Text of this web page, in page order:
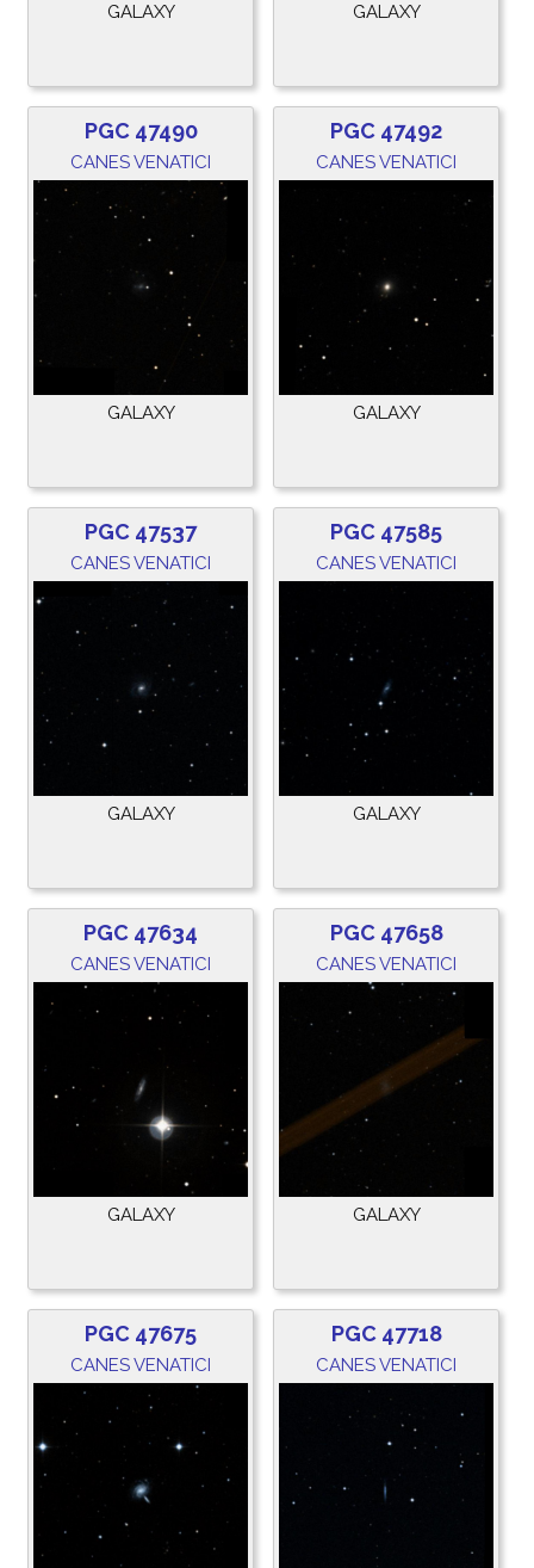
GALAXY GALAXY
PGC 47490
CANES VENATICI
GALAXY
PGC 47492
CANES VENATICI
GALAXY
PGC 47537
CANES VENATICI
GALAXY
PGC 47585
CANES VENATICI
GALAXY
PGC 47634
CANES VENATICI
GALAXY
PGC 47658
CANES VENATICI
GALAXY
PGC 47675
CANES VENATICI
PGC 47718
CANES VENATICI